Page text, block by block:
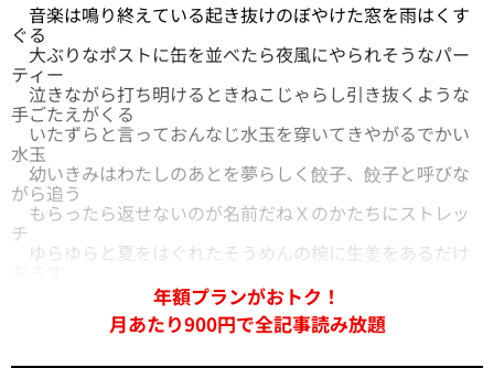
音楽は鳴り終えている起き抜けのぼやけた窓を雨はくす
ぐる
大ぶりなポストに缶を並べたら夜風にやられそうなパー
ティー
泣きながら打ち明けるときねこじゃらし引き抜くような
手ごたえがくる
いたずらと言っておんなじ水玉を穿いてきやがるでかい
水玉
幼いきみはわたしのあとを夢らしく餃子、餃子と呼びな
がら追う
もらったら返せないのが名前だねＸのかたちにストレッ
チ
ゆらゆらと夏をはぐれたそうめんの椀に生姜をあるだけ
年額プランがおトク！
月あたり900円で全記事読み放題